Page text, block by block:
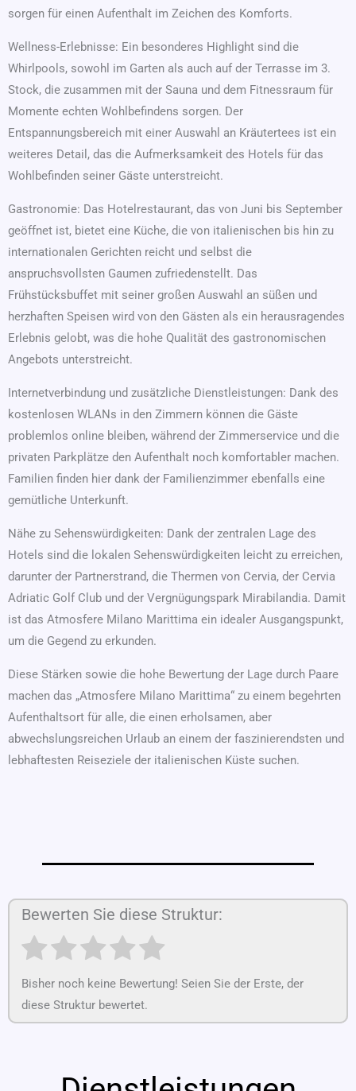
sorgen für einen Aufenthalt im Zeichen des Komforts.
Wellness-Erlebnisse: Ein besonderes Highlight sind die
Whirlpools, sowohl im Garten als auch auf der Terrasse im 3.
Stock, die zusammen mit der Sauna und dem Fitnessraum für
Momente echten Wohlbefindens sorgen. Der
Entspannungsbereich mit einer Auswahl an Kräutertees ist ein
weiteres Detail, das die Aufmerksamkeit des Hotels für das
Wohlbefinden seiner Gäste unterstreicht.
Gastronomie: Das Hotelrestaurant, das von Juni bis September
geöffnet ist, bietet eine Küche, die von italienischen bis hin zu
internationalen Gerichten reicht und selbst die
anspruchsvollsten Gaumen zufriedenstellt. Das
Frühstücksbuffet mit seiner großen Auswahl an süßen und
herzhaften Speisen wird von den Gästen als ein herausragendes
Erlebnis gelobt, was die hohe Qualität des gastronomischen
Angebots unterstreicht.
Internetverbindung und zusätzliche Dienstleistungen: Dank des
kostenlosen WLANs in den Zimmern können die Gäste
problemlos online bleiben, während der Zimmerservice und die
privaten Parkplätze den Aufenthalt noch komfortabler machen.
Familien finden hier dank der Familienzimmer ebenfalls eine
gemütliche Unterkunft.
Nähe zu Sehenswürdigkeiten: Dank der zentralen Lage des
Hotels sind die lokalen Sehenswürdigkeiten leicht zu erreichen,
darunter der Partnerstrand, die Thermen von Cervia, der Cervia
Adriatic Golf Club und der Vergnügungspark Mirabilandia. Damit
ist das Atmosfere Milano Marittima ein idealer Ausgangspunkt,
um die Gegend zu erkunden.
Diese Stärken sowie die hohe Bewertung der Lage durch Paare
machen das „Atmosfere Milano Marittima“ zu einem begehrten
Aufenthaltsort für alle, die einen erholsamen, aber
abwechslungsreichen Urlaub an einem der faszinierendsten und
lebhaftesten Reiseziele der italienischen Küste suchen.
Bewerten Sie diese Struktur:
Bisher noch keine Bewertung! Seien Sie der Erste, der
diese Struktur bewertet.